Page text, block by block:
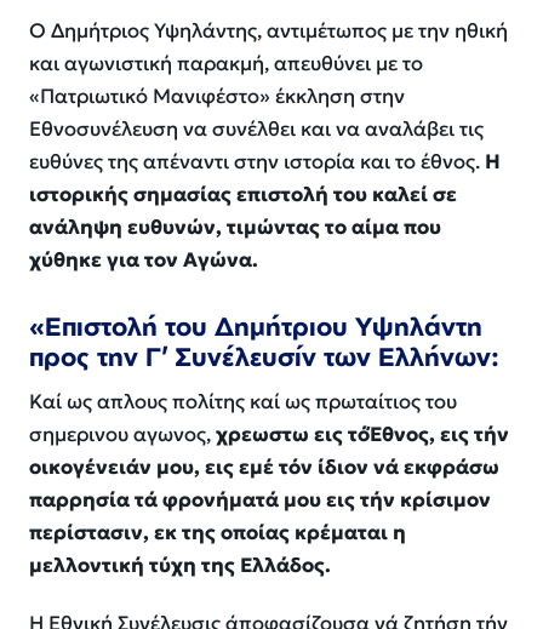
Ο Δημήτριος Υψηλάντης, αντιμέτωπος με την ηθική
και αγωνιστική παρακμή, απευθύνει με το
«Πατριωτικό Μανιφέστο» έκκληση στην
Εθνοσυνέλευση να συνέλθει και να αναλάβει τις
ευθύνες της απέναντι στην ιστορία και το έθνος. Η
ιστορικής σημασίας επιστολή του καλεί σε
ανάληψη ευθυνών, τιμώντας το αίμα που
χύθηκε για τον Αγώνα.
«Επιστολή του Δημήτριου Υψηλάντη
προς την Γ’ Συνέλευσίν των Ελλήνων:
Καίωςαπλους πολίτης καίως πρωταίτιος του
σημερινουαγωνος,χρεωστω εις τόΈθνος, εις τήν
οικογένειάν μου, εις εμέ τόν ίδιον νά εκφράσω
παρρησία τά φρονήματά μου εις τήν κρίσιμον
περίστασιν, εκ της οποίας κρέμαται η
μελλοντική τύχη της Ελλάδος.